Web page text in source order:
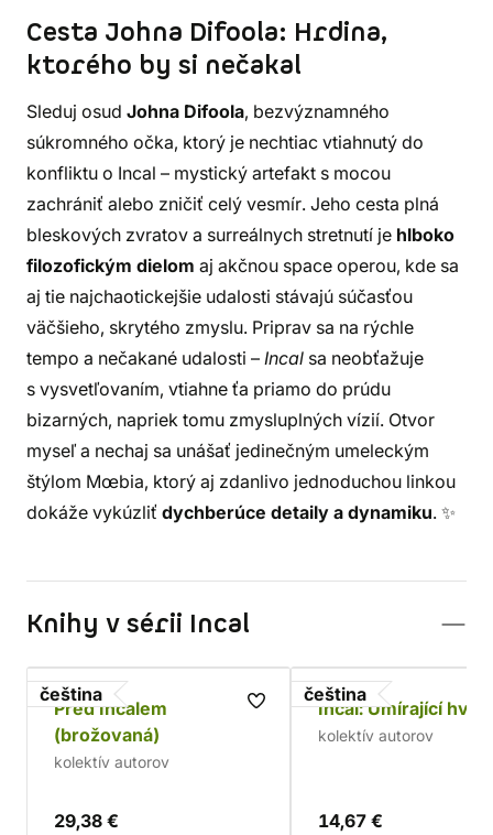
Cesta Johna Difoola: Hrdina,
ktorého by si nečakal
Sleduj osud Johna Difoola, bezvýznamného
súkromného očka, ktorý je nechtiac vtiahnutý do
konfliktu o Incal – mystický artefakt s mocou
zachrániť alebo zničiť celý vesmír. Jeho cesta plná
bleskových zvratov a surreálnych stretnutí je hlboko
filozofickým dielom aj akčnou space operou, kde sa
aj tie najchaotickejšie udalosti stávajú súčasťou
väčšieho, skrytého zmyslu. Priprav sa na rýchle
tempo a nečakané udalosti – Incal sa neobťažuje
s vysvetľovaním, vtiahne ťa priamo do prúdu
bizarných, napriek tomu zmysluplných vízií. Otvor
myseľ a nechaj sa unášať jedinečným umeleckým
štýlom Mœbia, ktorý aj zdanlivo jednoduchou linkou
dokáže vykúzliť dychberúce detaily a dynamiku. ✨
Knihy v sérii Incal
čeština
Před Incalem
(brožovaná)
kolektív autorov
29,38 €
čeština
Incal: Umírající
kolektív autorov
14,67 €